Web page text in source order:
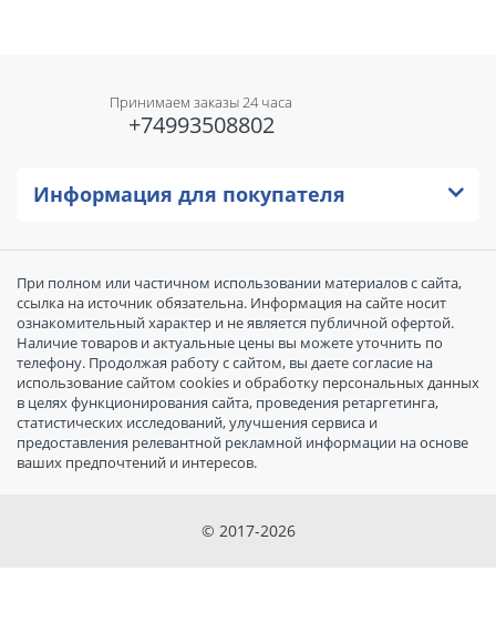
Принимаем заказы 24 часа
+74993508802
Информация для покупателя
При полном или частичном использовании материалов с сайта,
ссылка на источник обязательна. Информация на сайте носит
ознакомительный характер и не является публичной офертой.
Наличие товаров и актуальные цены вы можете уточнить по
телефону. Продолжая работу с сайтом, вы даете согласие на
использование сайтом cookies и обработку персональных данных
в целях функционирования сайта, проведения ретаргетинга,
статистических исследований, улучшения сервиса и
предоставления релевантной рекламной информации на основе
ваших предпочтений и интересов.
© 2017-2026